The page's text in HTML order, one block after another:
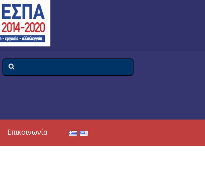
Επικοινωνία